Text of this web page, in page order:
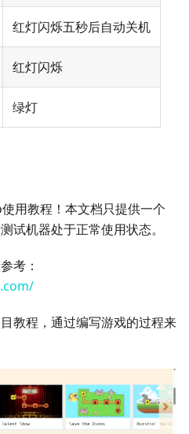
红灯闪烁五秒后自动关机
红灯闪烁
绿灯
用教程！本文档只提供一个
试机器处于正常使用状态。
考：
教程，通过编写游戏的过程来